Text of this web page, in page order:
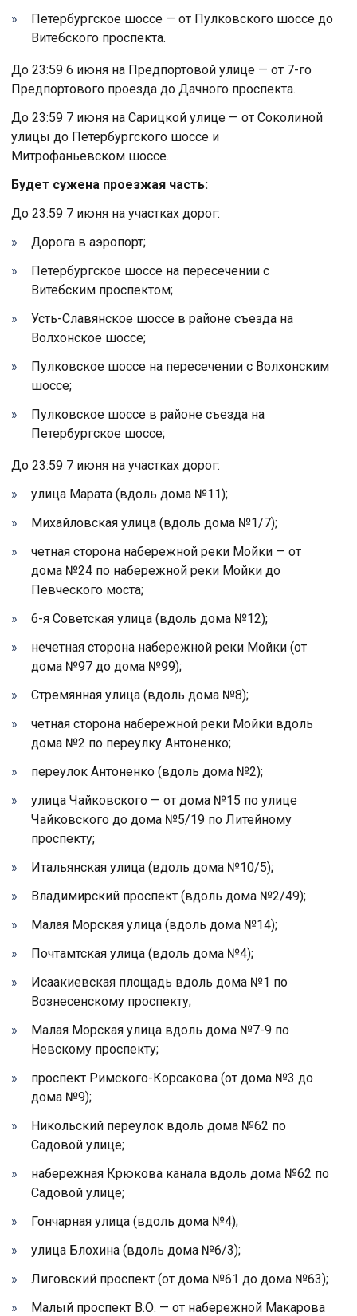
Петербургское шоссе — от Пулковского шоссе до
Витебского проспекта.
До 23:59 6 июня на Предпортовой улице — от 7-го
Предпортового проезда до Дачного проспекта.
До 23:59 7 июня на Сарицкой улице — от Соколиной
улицы до Петербургского шоссе и
Митрофаньевском шоссе.
Будет сужена проезжая часть:
До 23:59 7 июня на участках дорог:
Дорога в аэропорт;
Петербургское шоссе на пересечении с
Витебским проспектом;
Усть-Славянское шоссе в районе съезда на
Волхонское шоссе;
Пулковское шоссе на пересечении с Волхонским
шоссе;
Пулковское шоссе в районе съезда на
Петербургское шоссе;
До 23:59 7 июня на участках дорог:
улица Марата (вдоль дома №11);
Михайловская улица (вдоль дома №1/7);
четная сторона набережной реки Мойки — от
дома №24 по набережной реки Мойки до
Певческого моста;
6-я Советская улица (вдоль дома №12);
нечетная сторона набережной реки Мойки (от
дома №97 до дома №99);
Стремянная улица (вдоль дома №8);
четная сторона набережной реки Мойки вдоль
дома №2 по переулку Антоненко;
переулок Антоненко (вдоль дома №2);
улица Чайковского — от дома №15 по улице
Чайковского до дома №5/19 по Литейному
проспекту;
Итальянская улица (вдоль дома №10/5);
Владимирский проспект (вдоль дома №2/49);
Малая Морская улица (вдоль дома №14);
Почтамтская улица (вдоль дома №4);
Исаакиевская площадь вдоль дома №1 по
Вознесенскому проспекту;
Малая Морская улица вдоль дома №7-9 по
Невскому проспекту;
проспект Римского-Корсакова (от дома №3 до
дома №9);
Никольский переулок вдоль дома №62 по
Садовой улице;
набережная Крюкова канала вдоль дома №62 по
Садовой улице;
Гончарная улица (вдоль дома №4);
улица Блохина (вдоль дома №6/3);
Лиговский проспект (от дома №61 до дома №63);
Малый проспект В.О. — от набережной Макарова